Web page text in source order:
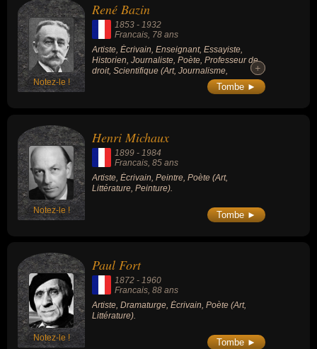
Notez-le !
René Bazin
1853 - 1932
Francais, 78 ans
Artiste, Écrivain, Enseignant, Essayiste,
Historien, Journaliste, Poète, Professeur de
droit, Scientifique (Art, Journalisme,
+
+
Tombe ►
Notez-le !
Henri Michaux
1899 - 1984
Francais , 85 ans
Artiste, Écrivain, Peintre, Poète (Art,
Littérature, Peinture).
Tombe ►
Notez-le !
Paul Fort
1872 - 1960
Francais, 88 ans
Artiste, Dramaturge, Écrivain, Poète (Art,
Littérature).
Tombe ►